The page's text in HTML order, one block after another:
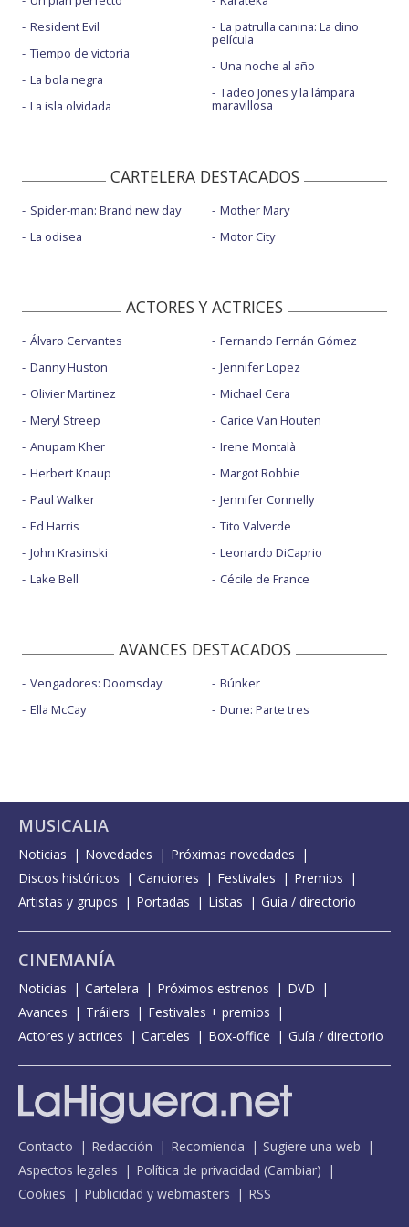
Resident Evil
Tiempo de victoria
La bola negra
La isla olvidada
La patrulla canina: La dino
película
Una noche al año
Tadeo Jones y la lámpara
maravillosa
CARTELERA DESTACADOS
Spider-man: Brand new day
La odisea
Mother Mary
Motor City
ACTORES Y ACTRICES
Álvaro Cervantes
Danny Huston
Olivier Martinez
Meryl Streep
Anupam Kher
Herbert Knaup
Paul Walker
Ed Harris
John Krasinski
Lake Bell
Fernando Fernán Gómez
Jennifer Lopez
Michael Cera
Carice Van Houten
Irene Montalà
Margot Robbie
Jennifer Connelly
Tito Valverde
Leonardo DiCaprio
Cécile de France
AVANCES DESTACADOS
Vengadores: Doomsday
Ella McCay
Búnker
Dune: Parte tres
MUSICALIA
Noticias Novedades
Próximas novedades
Discos históricos
Canciones Festivales
Premios
Artistas y grupos
Portadas Listas Guía / directorio
CINEMANÍA
Noticias Cartelera Próximos estrenos
DVD
Avances
Tráilers
Festivales + premios
Actores y actrices
Carteles Box-office Guía / directorio
Contacto Redacción Recomienda
Sugiere una web
Aspectos legales
Política de privacidad (Cambiar)
Cookies
Publicidad y webmasters RSS